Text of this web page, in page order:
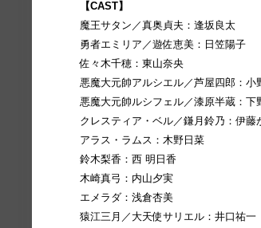
【CAST】
魔王サタン／真奥貞夫：逢坂良太
勇者エミリア／遊佐恵美：⽇笠陽⼦
佐々⽊千穂：東⼭奈央
悪魔⼤元帥アルシエル／芦屋四郎：⼩
悪魔⼤元帥ルシフェル／漆原半蔵：下
クレスティア・ベル／鎌⽉鈴乃：伊藤
アラス・ラムス：⽊野⽇菜
鈴⽊梨⾹：⻄ 明⽇⾹
⽊崎真⼸：内⼭⼣実
エメラダ：浅倉杏美
猿江三⽉／⼤天使サリエル：井⼝祐⼀